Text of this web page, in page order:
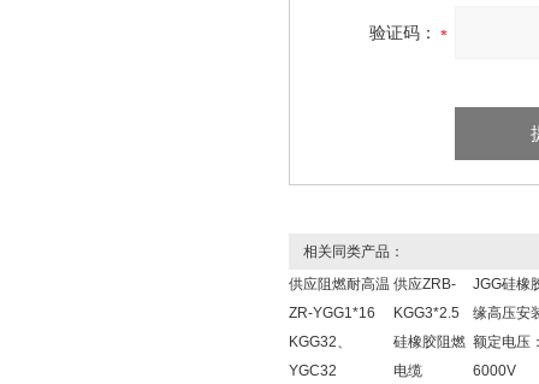
验证码：
相关同类产品：
供应阻燃耐高温
ZR-YGG1*16
KGG32、
YGC32
供应ZRB-
KGG3*2.5
硅橡胶阻燃
电缆
JGG硅橡
缘高压安
额定电压
6000V